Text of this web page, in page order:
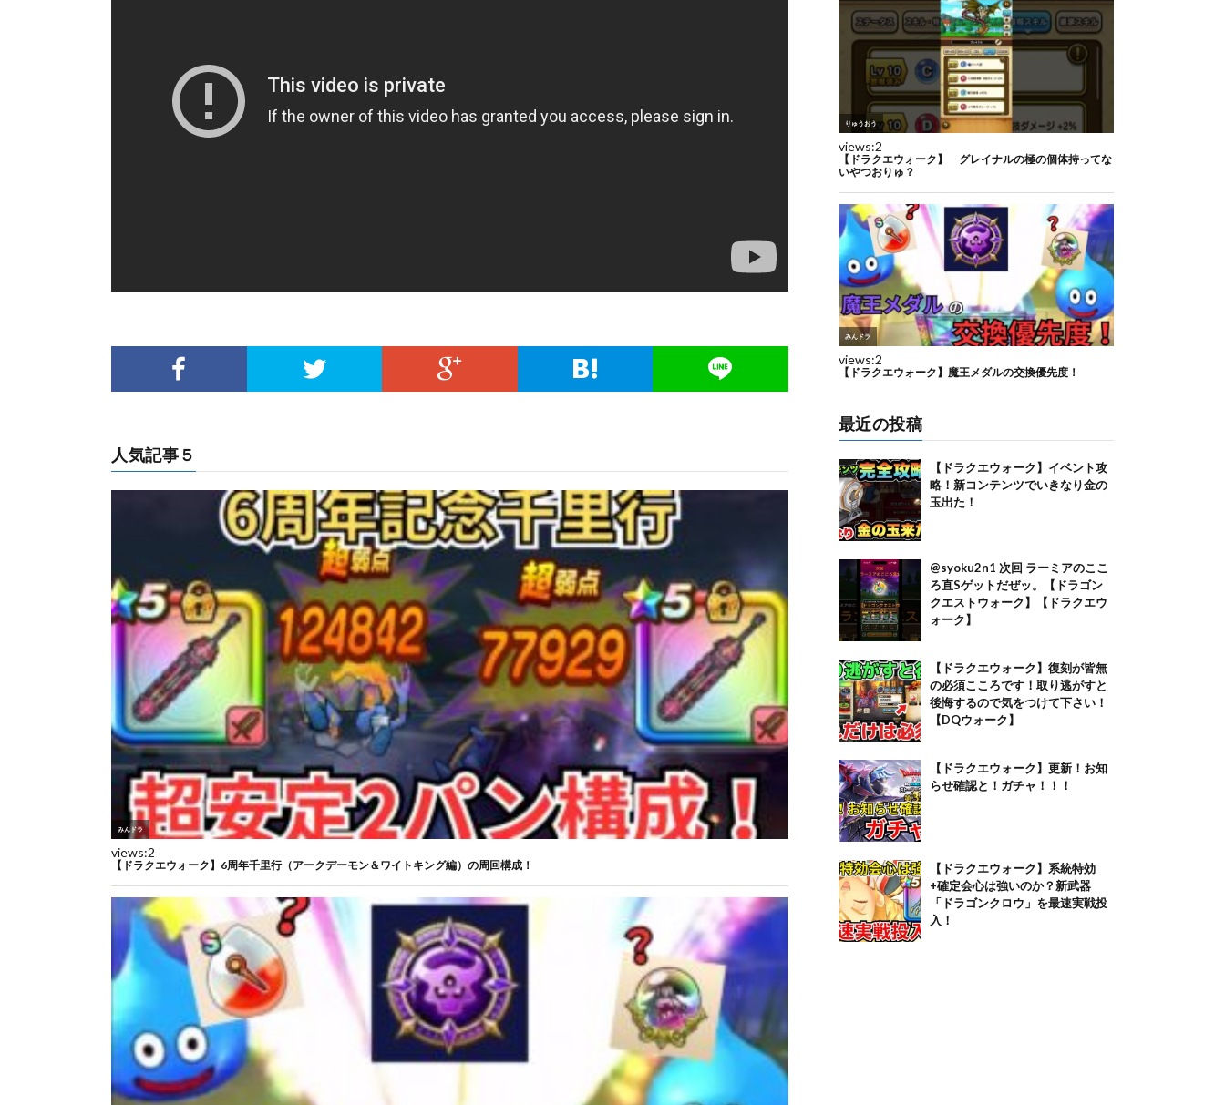
人気記事５
最近の投稿
【ドラクエウォーク】イベント攻
略！新コンテンツでいきなり金の
玉出た！
@syoku2n1 次回 ラーミアのここ
ろ直Sゲットだぜッ。【ドラゴン
クエストウォーク】【ドラクエウ
ォーク】
【ドラクエウォーク】復刻が皆無
の必須こころです！取り逃がすと
後悔するので気をつけて下さい！
【DQウォーク】
【ドラクエウォーク】更新！お知
らせ確認と！ガチャ！！！
【ドラクエウォーク】系統特効
+確定会心は強いのか？新武器
「ドラゴンクロウ」を最速実戦投
入！